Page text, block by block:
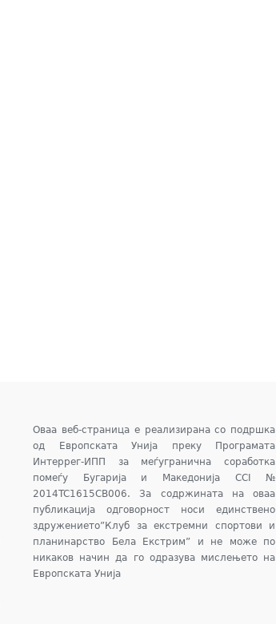
Оваа веб-страница е реализирана со подршка
од Европската Унија преку Програмата
Интеррег-ИПП за меѓугранична соработка
помеѓу Бугарија и Македонија CCI №
2014TC1615CB006. За содржината на оваа
публикација одговорност носи единствено
здружението”Клуб за екстремни спортови и
планинарство Бела Екстрим” и не може по
никаков начин да го одразува мислењето на
Европската Унија